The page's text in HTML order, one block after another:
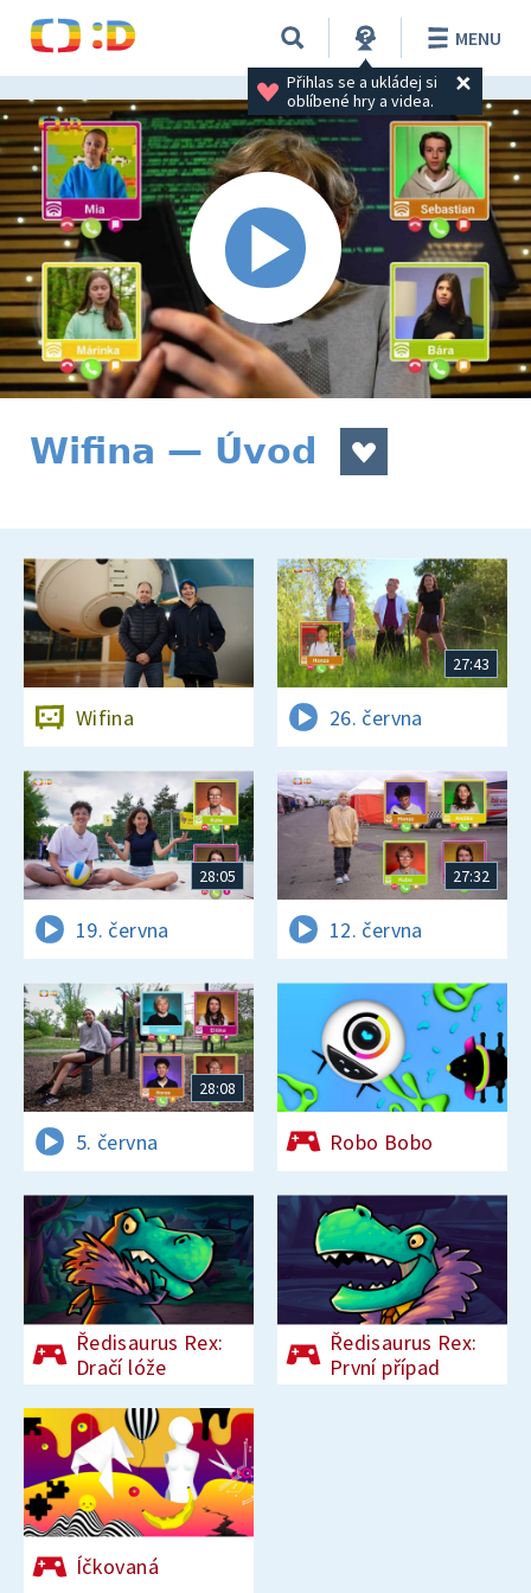
Přihlas se a ukládej si
oblíbené hry a videa.
MENU
Wifina — Úvod
Wifina
27:43
26. června
28:05
19. června
27:32
12. června
28:08
5. června Robo Bobo
Ředisaurus Rex:
Dračí lóže
Ředisaurus Rex:
První případ
Íčkovaná